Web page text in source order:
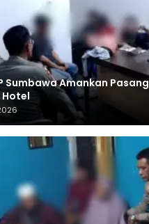
Sumbawa Amankan
Hotel